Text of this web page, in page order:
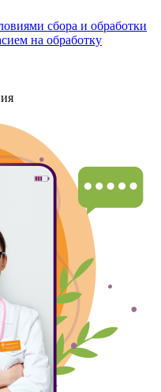
сбора и обработки
на обработку